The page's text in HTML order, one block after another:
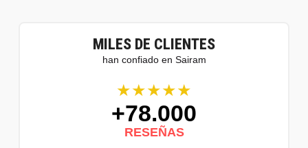
MILES DE CLIENTES
han confiado en Sairam
★★★★★
+78.000
RESEÑAS